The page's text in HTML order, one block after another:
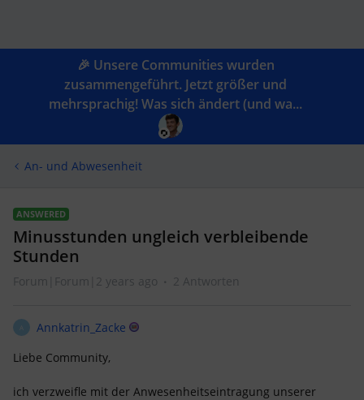
🎉 Unsere Communities wurden
zusammengeführt. Jetzt größer und
mehrsprachig! Was sich ändert (und wa...
An- und Abwesenheit
ANSWERED
Minusstunden ungleich verbleibende
Stunden
Forum|Forum|2 years ago 2 Antworten
A
Annkatrin_Zacke
Liebe Community,
ich verzweifle mit der Anwesenheitseintragung unserer